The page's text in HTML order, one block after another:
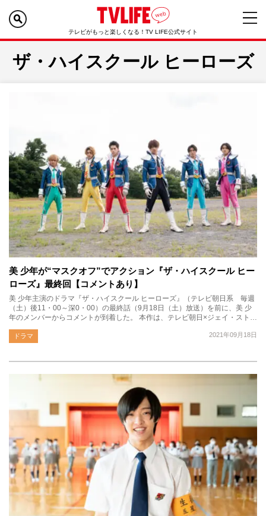
テレビがもっと楽しくなる！TV LIFE公式サイト
ザ・ハイスクール ヒーローズ
美 少年が“マスクオフ”でアクション『ザ・ハイスクール ヒー
ローズ』最終回【コメントあり】
美 少年主演のドラマ『ザ・ハイスクール ヒーローズ』（テレビ朝日系 毎週
（土）後11・00～深0・00）の最終話（9月18日（土）放送）を前に、美 少
年のメンバーからコメントが到着した。 本作は、テレビ朝日×ジェイ・スト…
2021年09月18日
ドラマ